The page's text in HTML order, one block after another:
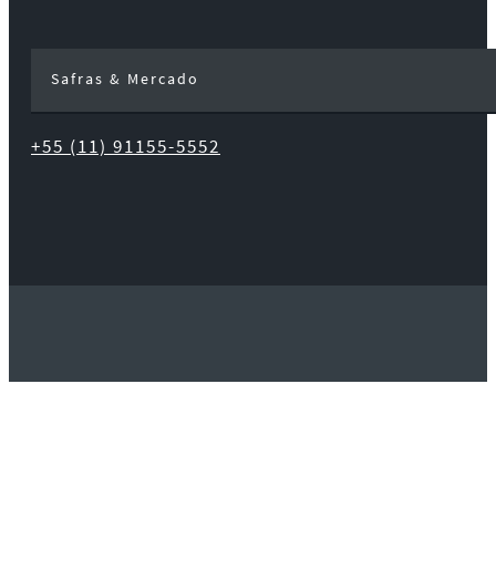
Safras & Mercado
+55 (11) 91155-5552